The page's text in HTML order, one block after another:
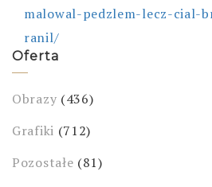
malowal-pedzlem-lecz-cial-
ranil/
Oferta
Obrazy (436)
Grafiki (712)
Pozostałe (81)